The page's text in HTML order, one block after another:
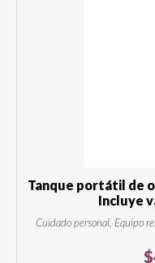
Tanque portátil de
Incluye
Cuidado personal, Equipo
$